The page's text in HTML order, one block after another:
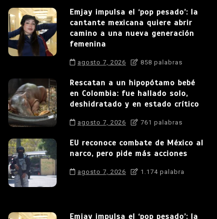
Emjay impulsa el ‘pop pesado’: la
cantante mexicana quiere abrir
camino a una nueva generación
femenina
agosto 7, 2026 858 palabras
Rescatan a un hipopótamo bebé
en Colombia: fue hallado solo,
deshidratado y en estado crítico
agosto 7, 2026 761 palabras
EU reconoce combate de México al
narco, pero pide más acciones
agosto 7, 2026 1.174 palabra
Emjay impulsa el ‘pop pesado’: la